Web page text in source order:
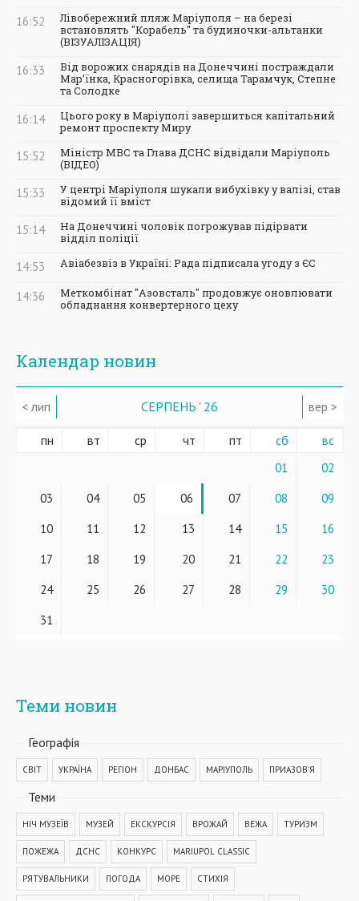
16:52
Лівобережний пляж Маріуполя – на березі
встановлять "Корабель" та будиночки-альтанки
(ВІЗУАЛІЗАЦІЯ)
16:33
Від ворожих снарядів на Донеччині постраждали
Мар’їнка, Красногорівка, селища Тарамчук, Степне
та Солодке
16:14
Цього року в Маріуполі завершиться капітальний
ремонт проспекту Миру
15:52
Міністр МВС та Глава ДСНС відвідали Маріуполь
(ВІДЕО)
15:33
У центрі Маріуполя шукали вибухівку у валізі, став
відомий її вміст
15:14
На Донеччині чоловік погрожував підірвати
відділ поліції
14:53 Авіабезвіз в Україні: Рада підписала угоду з ЄС
14:36
Меткомбінат "Азовсталь" продовжує оновлювати
обладнання конвертерного цеху
Календар новин
< лип СЕРПЕНЬ ' 26 вер >
пн вт ср чт пт сб вс
01
02
03
04 05 06 07 08
09
10
11 12 13 14 15
16
17
18 19 20 21 22
23
24
25 26 27 28 29
30
31
Теми новин
Географiя
СВІТ УКРАЇНА РЕГІОН ДОНБАС МАРІУПОЛЬ ПРИАЗОВ'Я
Теми
НІЧ МУЗЕЇВ МУЗЕЙ ЕКСКУРСІЯ ВРОЖАЙ ВЕЖА ТУРИЗМ
ПОЖЕЖА ДСНС КОНКУРС MARIUPOL CLASSIC
РЯТУВАЛЬНИКИ ПОГОДА МОРЕ СТИХІЯ